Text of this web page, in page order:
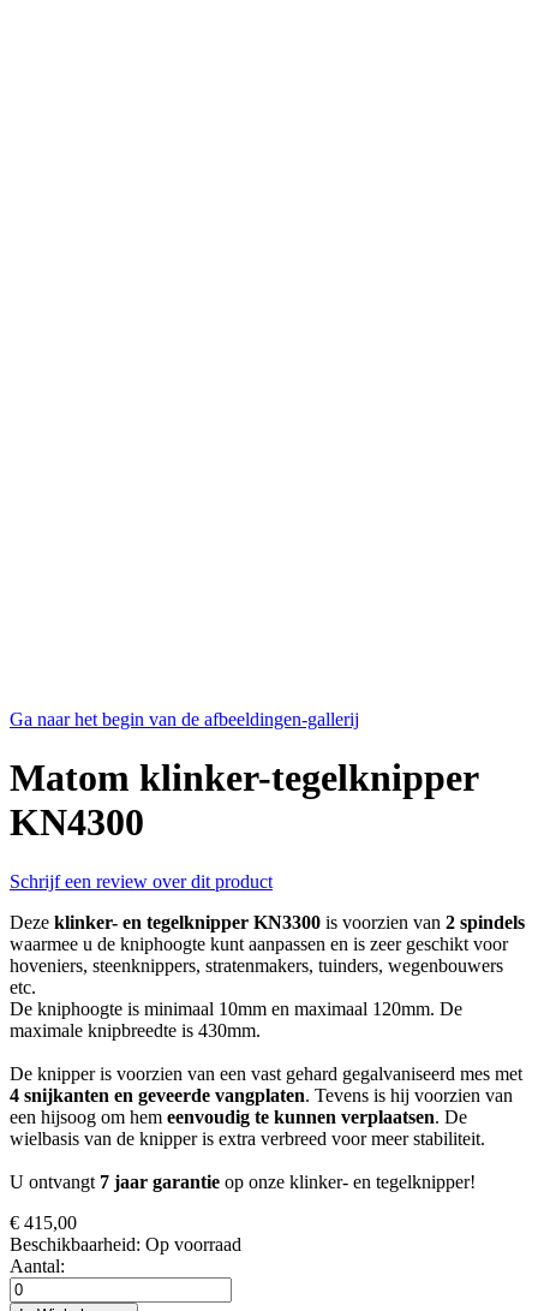
Ga naar het begin van de afbeeldingen-gallerij
Matom klinker-tegelknipper
KN4300
Schrijf een review over dit product
Deze klinker- en tegelknipper KN3300 is voorzien van 2 spindels
waarmee u de kniphoogte kunt aanpassen en is zeer geschikt voor
hoveniers, steenknippers, stratenmakers, tuinders, wegenbouwers
etc.
De kniphoogte is minimaal 10mm en maximaal 120mm. De
maximale knipbreedte is 430mm.
De knipper is voorzien van een vast gehard gegalvaniseerd mes met
4 snijkanten en geveerde vangplaten. Tevens is hij voorzien van
een hijsoog om hem eenvoudig te kunnen verplaatsen. De
wielbasis van de knipper is extra verbreed voor meer stabiliteit.
U ontvangt 7 jaar garantie op onze klinker- en tegelknipper!
€ 415,00
Beschikbaarheid: Op voorraad
Aantal: